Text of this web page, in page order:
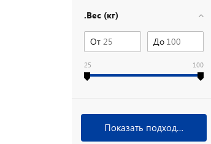
.Вес (кг)
От До
25 100